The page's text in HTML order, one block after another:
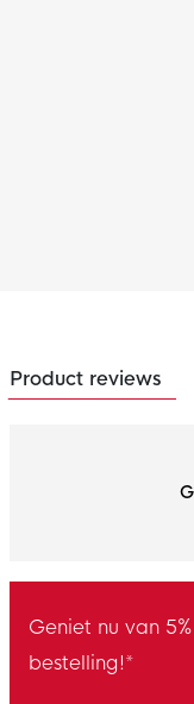
Product reviews
Geniet nu van
bestelling!*